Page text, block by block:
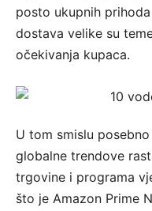
posto ukupnih
dostava velike su
očekivanja kupaca.
U tom smislu
globalne trendove
trgovine i programa
što je Amazon Prime